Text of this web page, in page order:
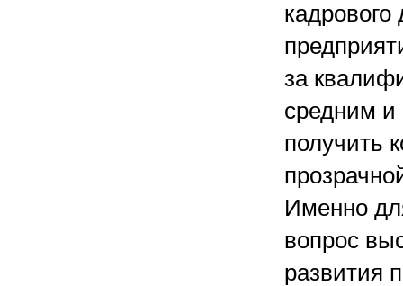
за
средним
получить
Именно
вопрос
развития